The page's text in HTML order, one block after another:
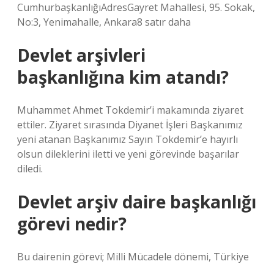
CumhurbaşkanlığıAdresGayret Mahallesi, 95. Sokak,
No:3, Yenimahalle, Ankara8 satır daha
Devlet arşivleri
başkanlığına kim atandı?
Muhammet Ahmet Tokdemir’i makamında ziyaret
ettiler. Ziyaret sırasında Diyanet İşleri Başkanımız
yeni atanan Başkanımız Sayın Tokdemir’e hayırlı
olsun dileklerini iletti ve yeni görevinde başarılar
diledi.
Devlet arşiv daire başkanlığı
görevi nedir?
Bu dairenin görevi; Milli Mücadele dönemi, Türkiye